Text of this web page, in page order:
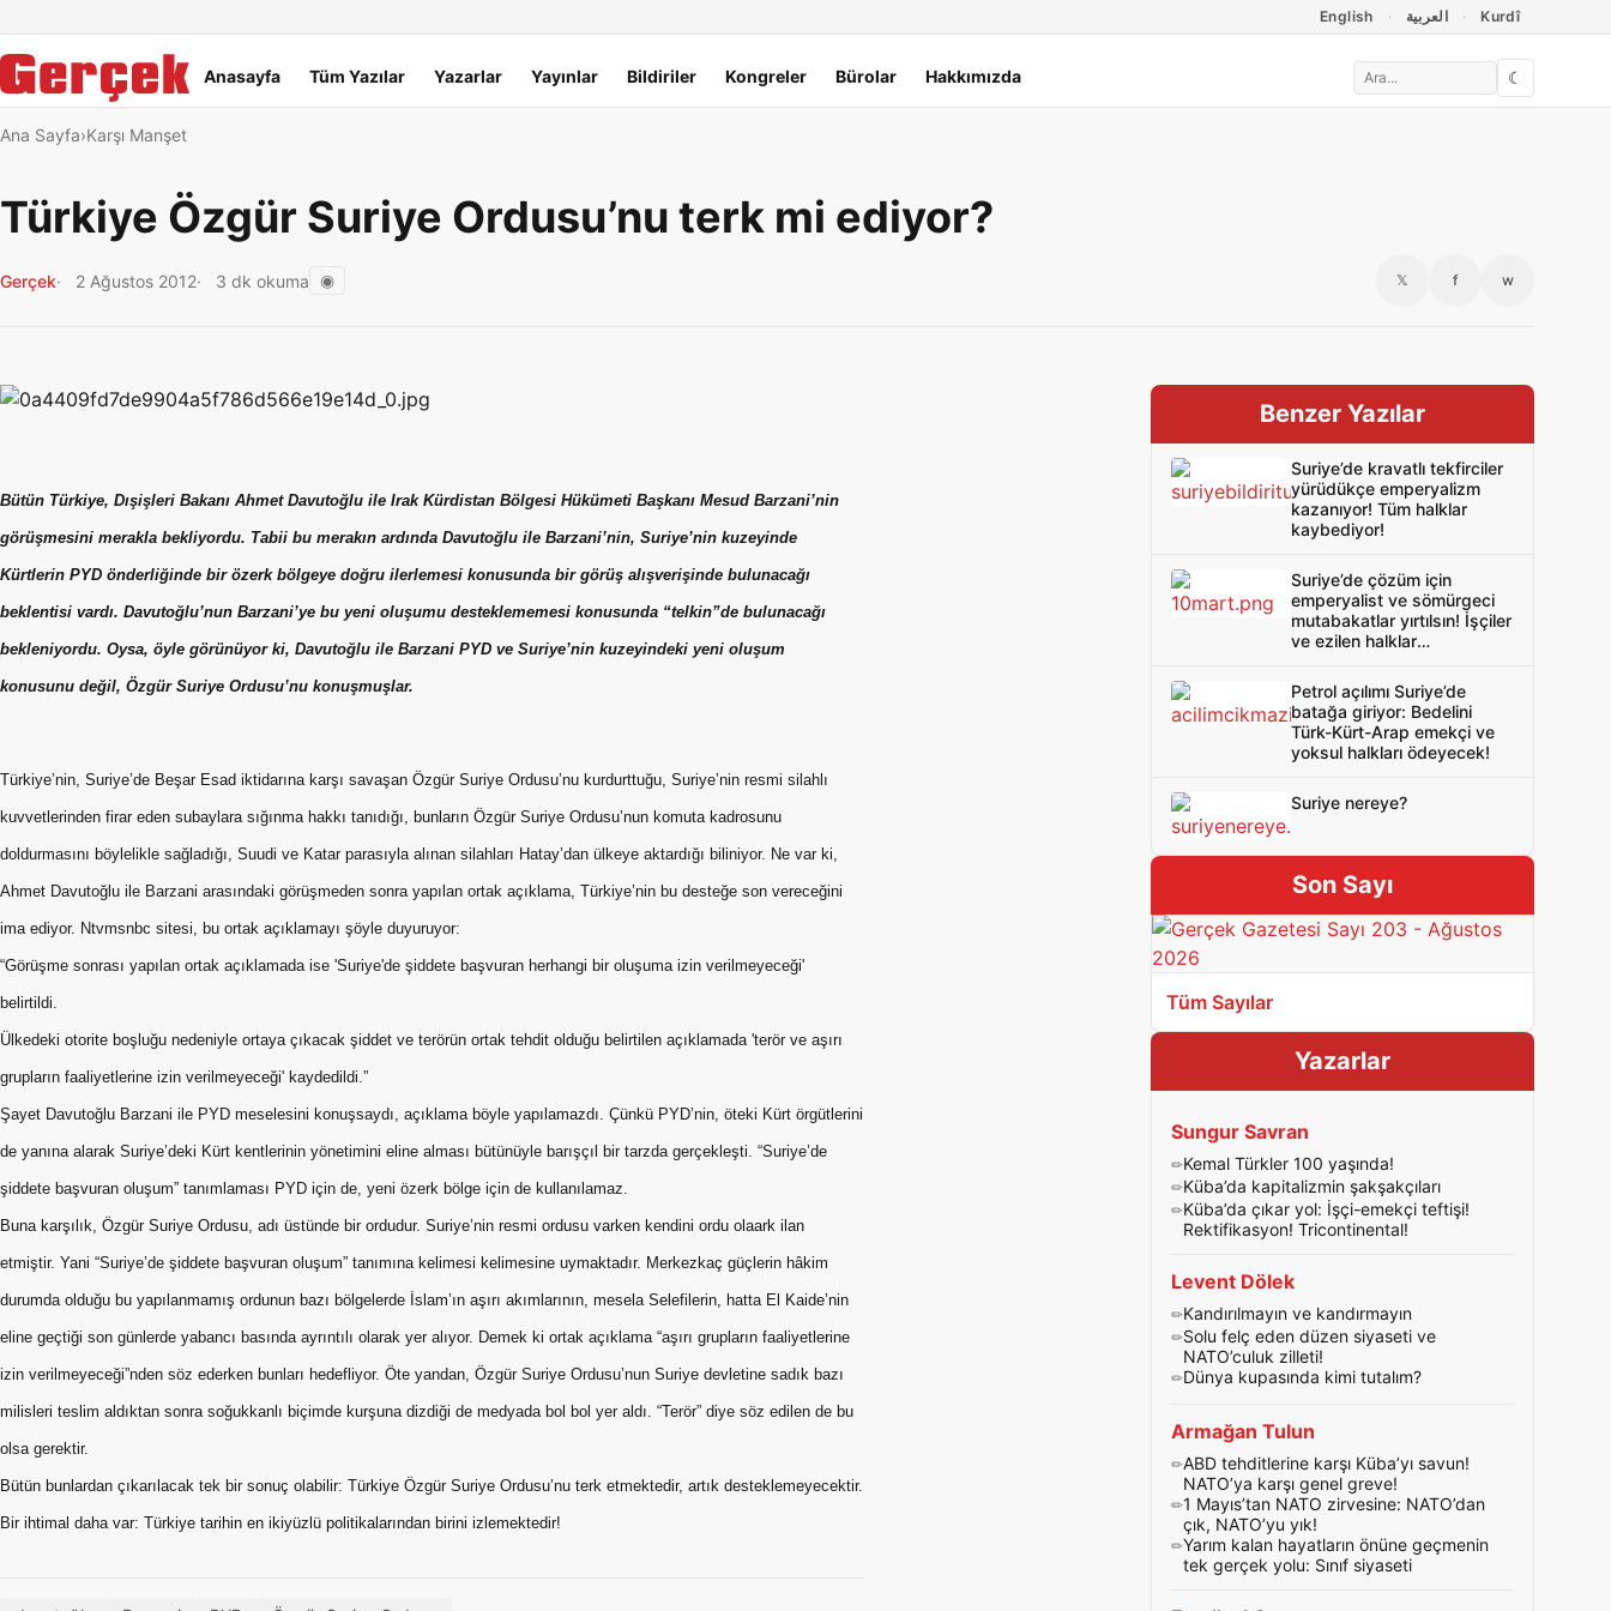
English العربية Kurdî
Ana menü
Anasayfa Tüm Yazılar Yazarlar Yayınlar Bildiriler Kongreler Bürolar Hakkımızda ☾
Ana Sayfa Karşı Manşet
Türkiye Özgür Suriye Ordusu’nu terk mi ediyor?
Gerçek 2 Ağustos 2012 3 dk okuma ◉ 𝕏 f w
Bütün Türkiye, Dışişleri Bakanı Ahmet Davutoğlu ile Irak Kürdistan Bölgesi Hükümeti Başkanı Mesud Barzani’nin
görüşmesini merakla bekliyordu. Tabii bu merakın ardında Davutoğlu ile Barzani’nin, Suriye’nin kuzeyinde
Kürtlerin PYD önderliğinde bir özerk bölgeye doğru ilerlemesi konusunda bir görüş alışverişinde bulunacağı
beklentisi vardı. Davutoğlu’nun Barzani’ye bu yeni oluşumu desteklememesi konusunda “telkin”de bulunacağı
bekleniyordu. Oysa, öyle görünüyor ki, Davutoğlu ile Barzani PYD ve Suriye’nin kuzeyindeki yeni oluşum
konusunu değil, Özgür Suriye Ordusu’nu konuşmuşlar.
Türkiye’nin, Suriye’de Beşar Esad iktidarına karşı savaşan Özgür Suriye Ordusu’nu kurdurttuğu, Suriye’nin resmi silahlı
kuvvetlerinden firar eden subaylara sığınma hakkı tanıdığı, bunların Özgür Suriye Ordusu’nun komuta kadrosunu
doldurmasını böylelikle sağladığı, Suudi ve Katar parasıyla alınan silahları Hatay’dan ülkeye aktardığı biliniyor. Ne var ki,
Ahmet Davutoğlu ile Barzani arasındaki görüşmeden sonra yapılan ortak açıklama, Türkiye’nin bu desteğe son vereceğini
ima ediyor. Ntvmsnbc sitesi, bu ortak açıklamayı şöyle duyuruyor:
“Görüşme sonrası yapılan ortak açıklamada ise 'Suriye'de şiddete başvuran herhangi bir oluşuma izin verilmeyeceği'
belirtildi.
Ülkedeki otorite boşluğu nedeniyle ortaya çıkacak şiddet ve terörün ortak tehdit olduğu belirtilen açıklamada 'terör ve aşırı
grupların faaliyetlerine izin verilmeyeceği' kaydedildi.”
Şayet Davutoğlu Barzani ile PYD meselesini konuşsaydı, açıklama böyle yapılamazdı. Çünkü PYD’nin, öteki Kürt örgütlerini
de yanına alarak Suriye’deki Kürt kentlerinin yönetimini eline alması bütünüyle barışçıl bir tarzda gerçekleşti. “Suriye’de
şiddete başvuran oluşum” tanımlaması PYD için de, yeni özerk bölge için de kullanılamaz.
Buna karşılık, Özgür Suriye Ordusu, adı üstünde bir ordudur. Suriye’nin resmi ordusu varken kendini ordu olaark ilan
etmiştir. Yani “Suriye’de şiddete başvuran oluşum” tanımına kelimesi kelimesine uymaktadır. Merkezkaç güçlerin hâkim
durumda olduğu bu yapılanmamış ordunun bazı bölgelerde İslam’ın aşırı akımlarının, mesela Selefilerin, hatta El Kaide’nin
eline geçtiği son günlerde yabancı basında ayrıntılı olarak yer alıyor. Demek ki ortak açıklama “aşırı grupların faaliyetlerine
izin verilmeyeceği”nden söz ederken bunları hedefliyor. Öte yandan, Özgür Suriye Ordusu’nun Suriye devletine sadık bazı
milisleri teslim aldıktan sonra soğukkanlı biçimde kurşuna dizdiği de medyada bol bol yer aldı. “Terör” diye söz edilen de bu
olsa gerektir.
Bütün bunlardan çıkarılacak tek bir sonuç olabilir: Türkiye Özgür Suriye Ordusu’nu terk etmektedir, artık desteklemeyecektir.
Bir ihtimal daha var: Türkiye tarihin en ikiyüzlü politikalarından birini izlemektedir!
Benzer Yazılar
Suriye’de kravatlı tekfirciler
yürüdükçe emperyalizm
kazanıyor! Tüm halklar
kaybediyor!
Suriye’de çözüm için
emperyalist ve sömürgeci
mutabakatlar yırtılsın! İşçiler
ve ezilen halklar
sömürgeciliğe karşı
birleşsin!
Petrol açılımı Suriye’de
batağa giriyor: Bedelini
Türk-Kürt-Arap emekçi ve
yoksul halkları ödeyecek!
Suriye nereye?
Son Sayı
Tüm Sayılar
Yazarlar
Sungur Savran
Kemal Türkler 100 yaşında!
Küba’da kapitalizmin şakşakçıları
Küba’da çıkar yol: İşçi-emekçi teftişi!
Rektifikasyon! Tricontinental!
Levent Dölek
Kandırılmayın ve kandırmayın
Solu felç eden düzen siyaseti ve
NATO’culuk zilleti!
Dünya kupasında kimi tutalım?
Armağan Tulun
ABD tehditlerine karşı Küba’yı savun!
NATO’ya karşı genel greve!
1 Mayıs’tan NATO zirvesine: NATO’dan
çık, NATO’yu yık!
Yarım kalan hayatların önüne geçmenin
tek gerçek yolu: Sınıf siyaseti